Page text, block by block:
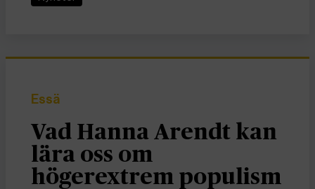
Essä
Vad Hanna Arendt kan
lära oss om
högerextrem populism